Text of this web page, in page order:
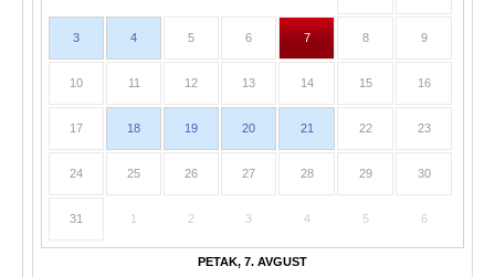
3 4 5 6 7 8 9
10 11 12 13 14 15 16
17 18 19 20 21 22 23
24 25 26 27 28 29 30
31 1 2 3 4 5 6
PETAK, 7. AVGUST